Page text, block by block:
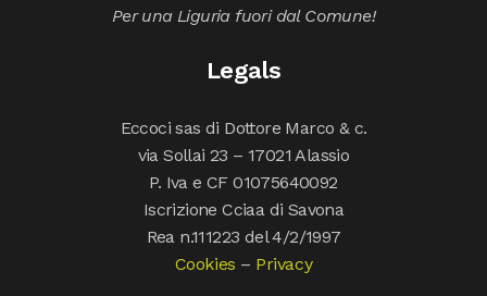
Per una Liguria fuori dal Comune!
Legals
Eccoci sas di Dottore Marco & c.
via Sollai 23 – 17021 Alassio
P. Iva e CF 01075640092
Iscrizione Cciaa di Savona
Rea n.111223 del 4/2/1997
Cookies – Privacy